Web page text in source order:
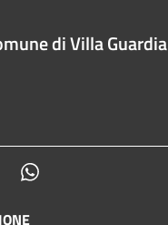
di Villa Guardia
Telegram